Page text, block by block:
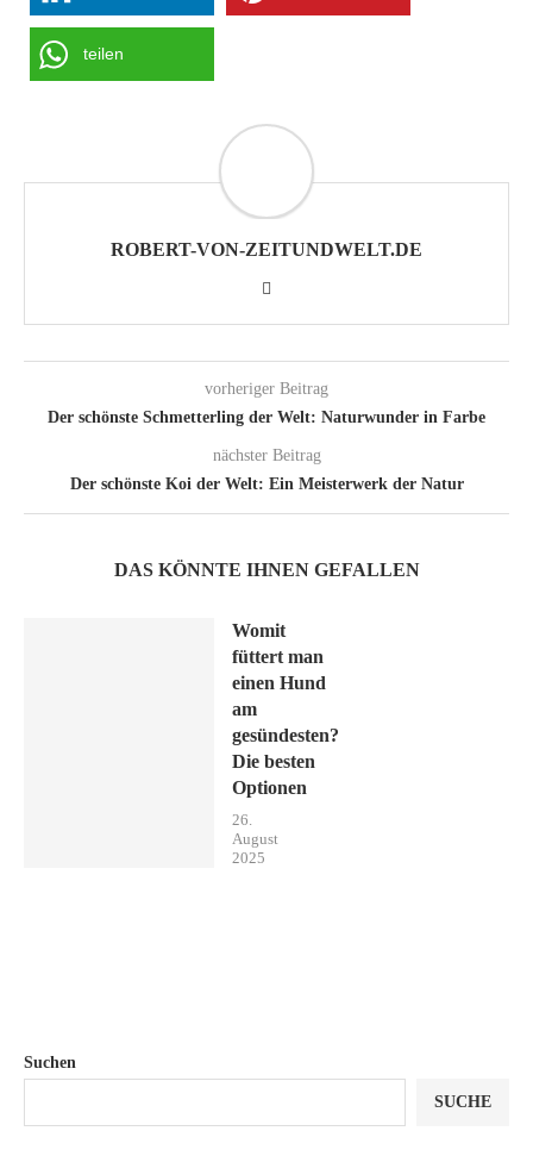
teilen
ROBERT-VON-ZEITUNDWELT.DE
vorheriger Beitrag
Der schönste Schmetterling der Welt: Naturwunder in Farbe
nächster Beitrag
Der schönste Koi der Welt: Ein Meisterwerk der Natur
DAS KÖNNTE IHNEN GEFALLEN
Womit
füttert man
einen Hund
am
gesündesten?
Die besten
Optionen
26.
August
2025
Suchen
SUCHE